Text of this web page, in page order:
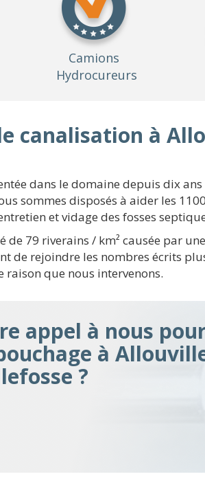
Camions
Hydrocureurs
canalisation à
dans le domaine depuis dix
sommes disposés à aider les
et vidage des fosses
de 79 riverains / km² causée par
de rejoindre les nombres écrits
raison que nous intervenons.
appel à nous
à
?